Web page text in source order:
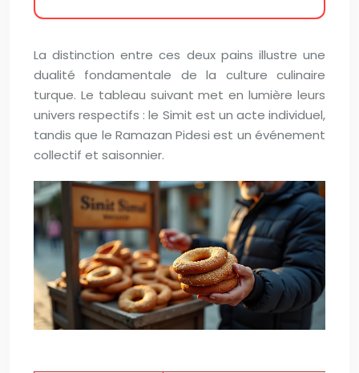
La distinction entre ces deux pains illustre une
dualité fondamentale de la culture culinaire
turque. Le tableau suivant met en lumière leurs
univers respectifs : le Simit est un acte individuel,
tandis que le Ramazan Pidesi est un événement
collectif et saisonnier.